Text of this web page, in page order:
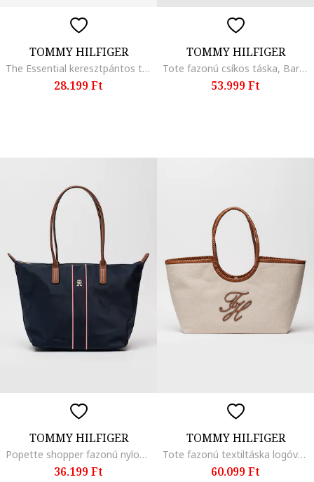
TOMMY HILFIGER
The Essential keresztpántos táska, Sötétpiros
28.199 Ft
TOMMY HILFIGER
Tote fazonú csíkos táska, Barna/Sötétkék/Világosbézs
53.999 Ft
TOMMY HILFIGER
Popette shopper fazonú nylon táska bőrrészletekkel, Tengerészkék
36.199 Ft
TOMMY HILFIGER
Tote fazonú textiltáska logóval, Barna/Világosbézs
60.099 Ft